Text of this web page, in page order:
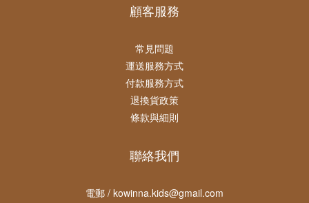
顧客服務
常見問題
運送服務方式
付款服務方式
退換貨政策
條款與細則
聯絡我們
電郵 / kowinna.kids@gmail.com